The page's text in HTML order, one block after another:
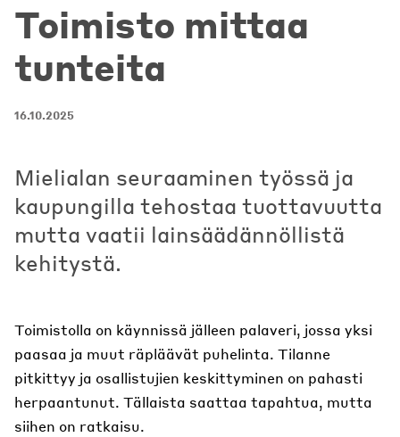
Toimisto mittaa
tunteita
16.10.2025
Mielialan seuraaminen työssä ja
kaupungilla tehostaa tuottavuutta
mutta vaatii lainsäädännöllistä
kehitystä.
Toimistolla on käynnissä jälleen palaveri, jossa yksi
paasaa ja muut räpläävät puhelinta. Tilanne
pitkittyy ja osallistujien keskittyminen on pahasti
herpaantunut. Tällaista saattaa tapahtua, mutta
siihen on ratkaisu.